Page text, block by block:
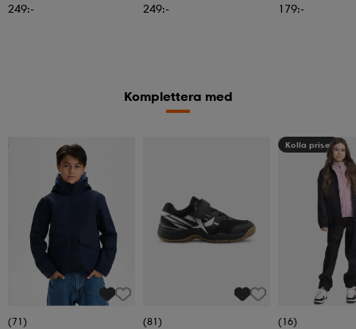
249:- 249:- 179:-
Komplettera med
Kampanj -25%
(71)
(81)
Kolla priset
(16)